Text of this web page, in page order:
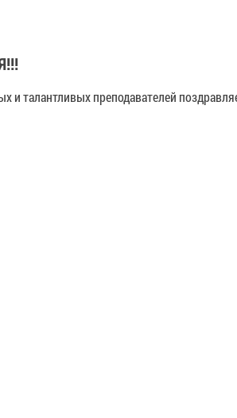
и талантливых преподавателей